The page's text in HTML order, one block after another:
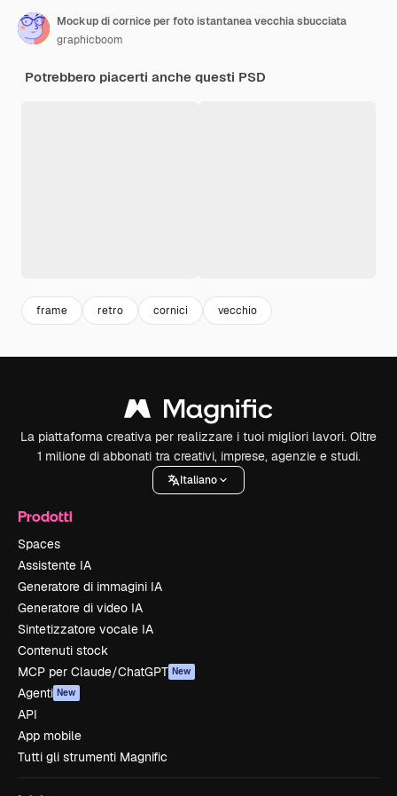
Mockup di cornice per foto istantanea vecchia sbucciata
graphicboom
Potrebbero piacerti anche questi PSD
frame retro cornici vecchio
La piattaforma creativa per realizzare i tuoi migliori lavori. Oltre
1 milione di abbonati tra creativi, imprese, agenzie e studi.
Italiano
Prodotti
Spaces
Assistente IA
Generatore di immagini IA
Generatore di video IA
Sintetizzatore vocale IA
Contenuti stock
MCP per Claude/ChatGPT New
Agenti New
API
App mobile
Tutti gli strumenti Magnific